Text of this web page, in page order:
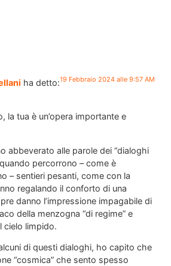
ha detto:19 Febbraio 2024 alle 9:57 AM
la tua è un’opera importante e
abbeverato alle parole dei “dialoghi
percorrono – come è
– sentieri pesanti, come con la
regalando il conforto di una
danno l’impressione impagabile di
della menzogna “di regime” e
cielo limpido.
di questi dialoghi, ho capito che
“cosmica” che sento spesso